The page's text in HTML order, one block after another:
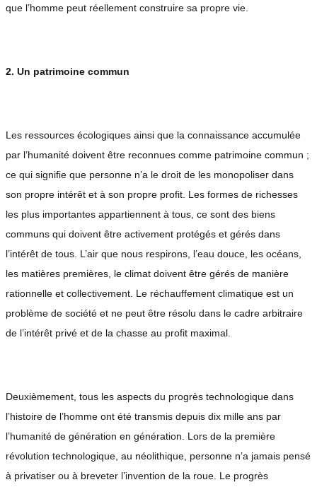
que l’homme peut réellement construire sa propre vie.
2. Un patrimoine commun
Les ressources écologiques ainsi que la connaissance accumulée
par l’humanité doivent être reconnues comme patrimoine commun ;
ce qui signifie que personne n’a le droit de les monopoliser dans
son propre intérêt et à son propre profit. Les formes de richesses
les plus importantes appartiennent à tous, ce sont des biens
communs qui doivent être activement protégés et gérés dans
l’intérêt de tous. L’air que nous respirons, l’eau douce, les océans,
les matières premières, le climat doivent être gérés de manière
rationnelle et collectivement. Le réchauffement climatique est un
problème de société et ne peut être résolu dans le cadre arbitraire
de l’intérêt privé et de la chasse au profit maximal.
Deuxièmement, tous les aspects du progrès technologique dans
l’histoire de l’homme ont été transmis depuis dix mille ans par
l’humanité de génération en génération. Lors de la première
révolution technologique, au néolithique, personne n’a jamais pensé
à privatiser ou à breveter l’invention de la roue. Le progrès